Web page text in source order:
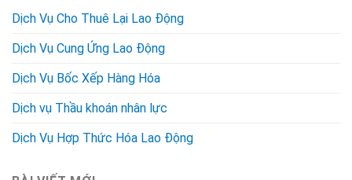
Dịch Vụ Cho Thuê Lại Lao Động
Dịch Vụ Cung Ứng Lao Động
Dịch Vụ Bốc Xếp Hàng Hóa
Dịch vụ Thầu khoán nhân lực
Dịch Vụ Hợp Thức Hóa Lao Động